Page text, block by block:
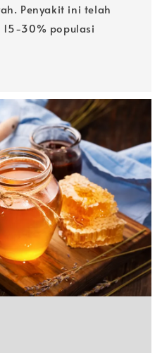
Penyakit ini telah
15-30% populasi